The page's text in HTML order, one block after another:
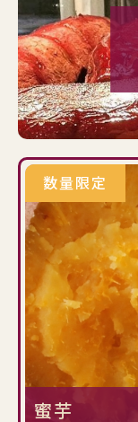
数量限定
蜜芋